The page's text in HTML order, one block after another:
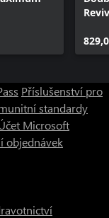
Příslušenství pro
standardy
Microsoft
objednávek